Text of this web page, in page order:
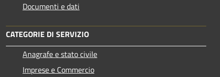
Documenti e dati
CATEGORIE DI SERVIZIO
Anagrafe e stato civile
Imprese e Commercio